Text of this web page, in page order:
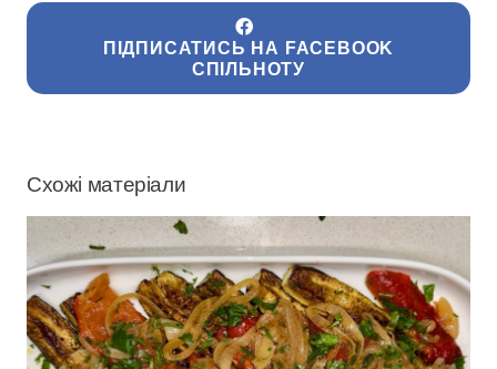
ПІДПИСАТИСЬ НА FACEBOOK
СПІЛЬНОТУ
Схожі матеріали